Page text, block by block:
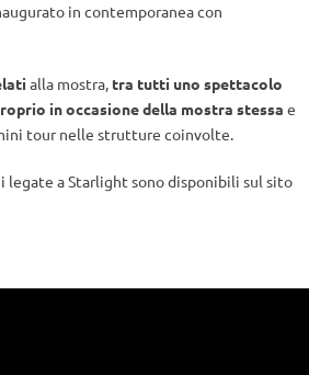
in contemporanea con
alla mostra, tra tutti uno spettacolo
in occasione della mostra stessa e
tour nelle strutture coinvolte.
a Starlight sono disponibili sul sito